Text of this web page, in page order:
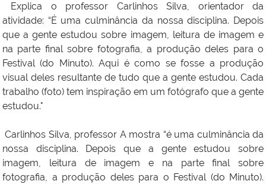
Explica o professor Carlinhos Silva, orientador da
atividade: “É uma culminância da nossa disciplina. Depois
que a gente estudou sobre imagem, leitura de imagem e
na parte final sobre fotografia, a produção deles para o
Festival (do Minuto). Aqui é como se fosse a produção
visual deles resultante de tudo que a gente estudou. Cada
trabalho (foto) tem inspiração em um fotógrafo que a gente
estudou."
Carlinhos Silva, professor A mostra “é uma culminância da
nossa disciplina. Depois que a gente estudou sobre
imagem, leitura de imagem e na parte final sobre
fotografia, a produção deles para o Festival (do Minuto).